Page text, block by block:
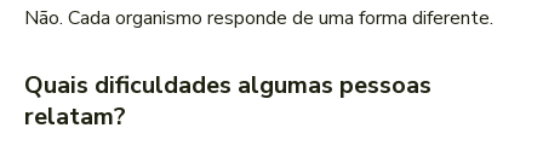
Não. Cada organismo responde de uma forma diferente.
Quais dificuldades algumas pessoas
relatam?